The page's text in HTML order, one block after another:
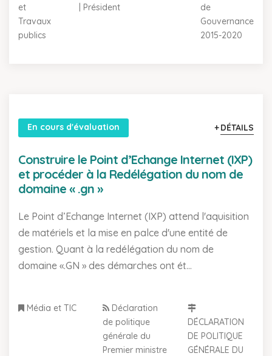
et
Travaux
publics
| Président
de
Gouvernance
2015-2020
En cours d'évaluation DÉTAILS
Construire le Point d’Echange Internet (IXP)
et procéder à la Redélégation du nom de
domaine « .gn »
Le Point d’Echange Internet (IXP) attend l'aquisition
de matériels et la mise en palce d'une entité de
gestion. Quant à la redélégation du nom de
domaine «.GN » des démarches ont ét...
Média et TIC
Déclaration
de politique
générale du
Premier ministre
DÉCLARATION
DE POLITIQUE
GÉNÉRALE DU